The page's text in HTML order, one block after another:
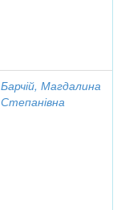
Барчій, Магдалина
Степанівна